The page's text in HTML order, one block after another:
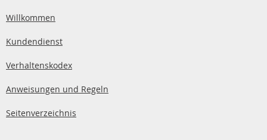
Willkommen
Kundendienst
Verhaltenskodex
Anweisungen und Regeln
Seitenverzeichnis